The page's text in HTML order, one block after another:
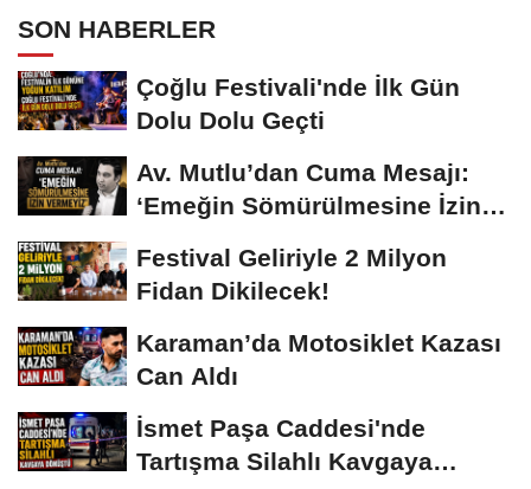
SON HABERLER
Çoğlu Festivali'nde İlk Gün
Dolu Dolu Geçti
Av. Mutlu’dan Cuma Mesajı:
‘Emeğin Sömürülmesine İzin
Festival Geliriyle 2 Milyon
Fidan Dikilecek!
Karaman’da Motosiklet Kazası
Can Aldı
İsmet Paşa Caddesi'nde
Tartışma Silahlı Kavgaya